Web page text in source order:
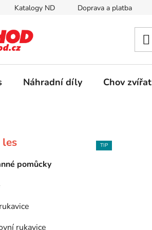
Katalogy ND Doprava a platba
Náhradní díly Chov zvířat
les
pomůcky
rukavice
TIP